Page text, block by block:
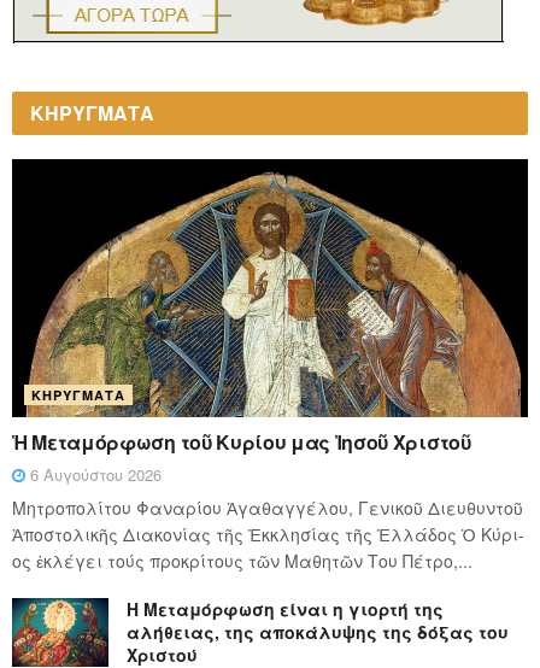
ΚΗΡΥΓΜΑΤΑ
ΚΗΡΎΓΜΑΤΑ
Ἡ Μεταμόρφωση τοῦ Κυρίου μας Ἰησοῦ Χριστοῦ
6 Αυγούστου 2026
Μητροπολίτου Φαναρίου Ἀγαθαγγέλου, Γενικοῦ Διευθυντοῦ
Ἀποστολικῆς Διακονίας τῆς Ἐκκλησίας τῆς Ἑλλάδος Ὁ Κύ­ρι­
ος ἐκλέγει τούς προ­κρί­τους τῶν Μα­θη­τῶν Του Πέ­τρο,...
Η Μεταμόρφωση είναι η γιορτή της
αλήθειας, της αποκάλυψης της δόξας του
Χριστού